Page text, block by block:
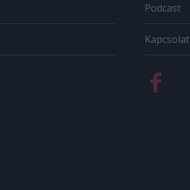
Podcast
Kapcsolat